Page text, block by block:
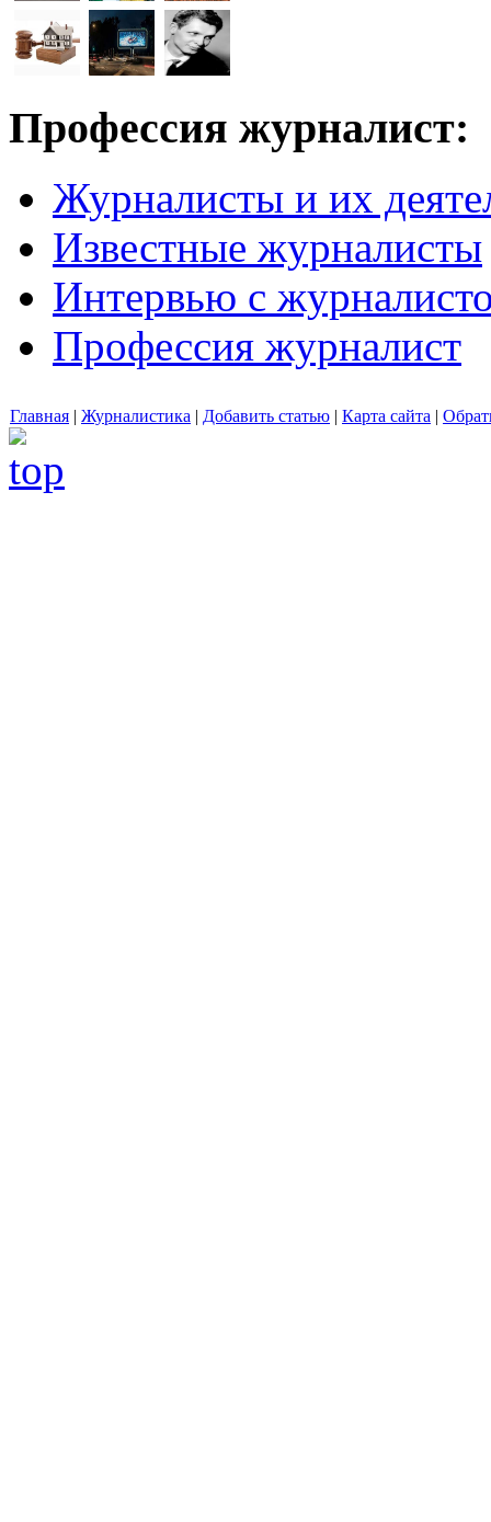
Профессия журналист:
Журналисты и их
Известные журналисты
Интервью с
Профессия журналист
Главная | Журналистика | Добавить статью | Карта сайта |